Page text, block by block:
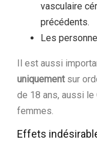
vasculaire
précédents.
Les
Il est aussi
uniquement sur
de 18 ans, aussi le
femmes.
Effets